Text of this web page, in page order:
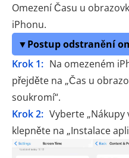
Omezení Času u
iPhonu.
▼Postup odstranění
Krok 1: Na omezeném
přejděte na „Čas u
soukromí“.
Krok 2: Vyberte „Nákupy
klepněte na „Instalace